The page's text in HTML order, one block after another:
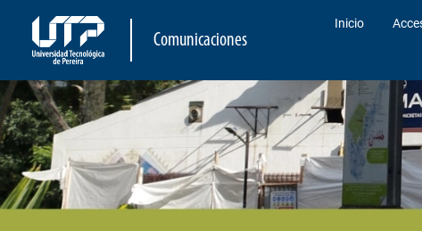
Comunicaciones
Inicio